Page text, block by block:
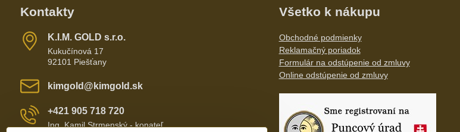
Kontakty
K​​.I​​.M​​. GOLD s​​.r​​.o​​.
Kukučínová 17
92101 Piešťany
kimgold​@kimgold​.sk
+421 905 718 720
Ing. Kamil Strmenský - konateľ
Všetko k nákupu
Obchodné podmienky
Reklamačný poriadok
Formulár na odstúpenie od zmluvy
Online odstúpenie od zmluvy